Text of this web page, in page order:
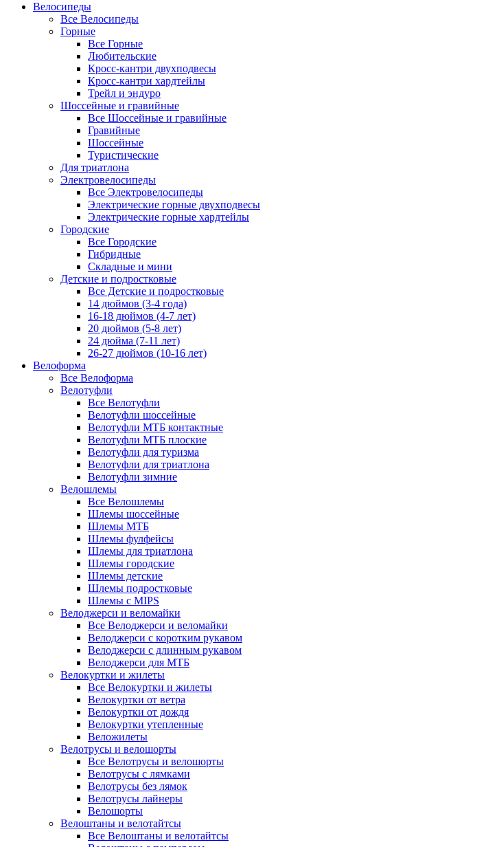
Велосипеды
Все Велосипеды
Горные
Все Горные
Любительские
Кросс-кантри двухподвесы
Кросс-кантри хардтейлы
Трейл и эндуро
Шоссейные и гравийные
Все Шоссейные и гравийные
Гравийные
Шоссейные
Туристические
Для триатлона
Электровелосипеды
Все Электровелосипеды
Электрические горные двухподвесы
Электрические горные хардтейлы
Городские
Все Городские
Гибридные
Складные и мини
Детские и подростковые
Все Детские и подростковые
14 дюймов (3-4 года)
16-18 дюймов (4-7 лет)
20 дюймов (5-8 лет)
24 дюйма (7-11 лет)
26-27 дюймов (10-16 лет)
Велоформа
Все Велоформа
Велотуфли
Все Велотуфли
Велотуфли шоссейные
Велотуфли МТБ контактные
Велотуфли МТБ плоские
Велотуфли для туризма
Велотуфли для триатлона
Велотуфли зимние
Велошлемы
Все Велошлемы
Шлемы шоссейные
Шлемы МТБ
Шлемы фулфейсы
Шлемы для триатлона
Шлемы городские
Шлемы детские
Шлемы подростковые
Шлемы с MIPS
Велоджерси и веломайки
Все Велоджерси и веломайки
Велоджерси с коротким рукавом
Велоджерси с длинным рукавом
Велоджерси для МТБ
Велокуртки и жилеты
Все Велокуртки и жилеты
Велокуртки от ветра
Велокуртки от дождя
Велокуртки утепленные
Веложилеты
Велотрусы и велошорты
Все Велотрусы и велошорты
Велотрусы с лямками
Велотрусы без лямок
Велотрусы лайнеры
Велошорты
Велоштаны и велотайтсы
Все Велоштаны и велотайтсы